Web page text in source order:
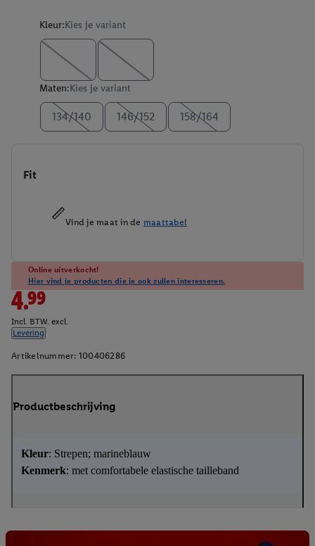
Kleur:Kies je variant
Maten:Kies je variant
134/140 146/152 158/164
Fit
Vind je maat in de maattabel
Online uitverkocht!
Hier vind je producten die je ook zullen interesseren.
4.99
Incl. BTW. excl.
Levering
Artikelnummer: 100406286
Productbeschrijving
Kleur: Strepen; marineblauw
Kenmerk: met comfortabele elastische tailleband